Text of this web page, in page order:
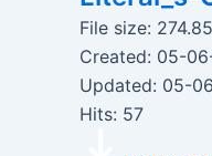
File size:
Created: 05-
Updated: 05-
Hits: 57